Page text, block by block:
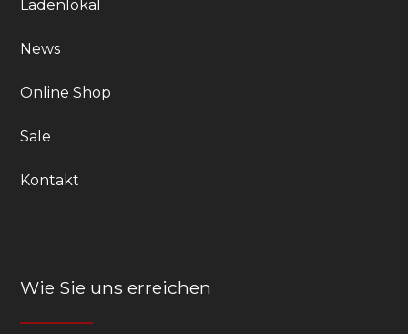
Ladenlokal
News
Online Shop
Sale
Kontakt
Wie Sie uns erreichen